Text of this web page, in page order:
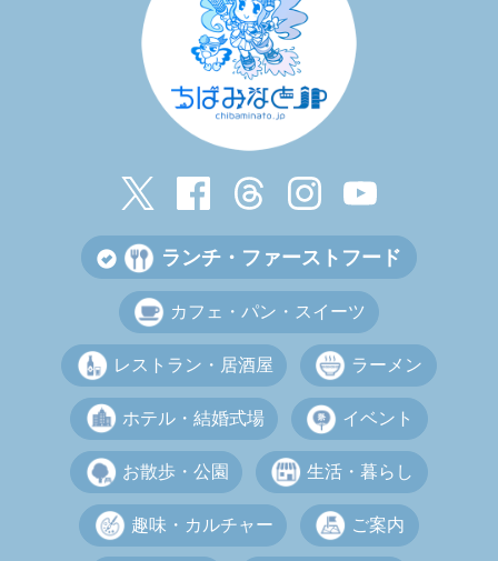
ランチ・ファーストフード
カフェ・パン・スイーツ
レストラン・居酒屋 ラーメン
ホテル・結婚式場 イベント
お散歩・公園 生活・暮らし
趣味・カルチャー ご案内